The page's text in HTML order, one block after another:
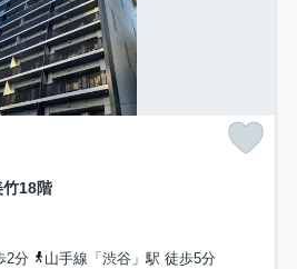
竹18階
2分
山手線「渋谷」駅 徒歩5分